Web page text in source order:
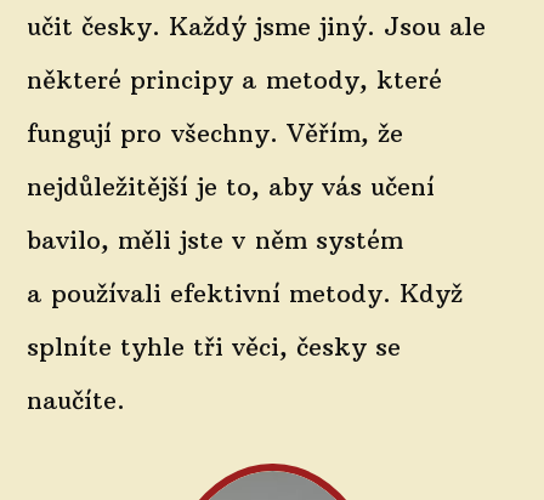
učit česky. Každý jsme jiný. Jsou ale
některé principy a metody, které
fungují pro všechny. Věřím, že
nejdůležitější je to, aby vás učení
bavilo, měli jste v něm systém
a používali efektivní metody. Když
splníte tyhle tři věci, česky se
naučíte.